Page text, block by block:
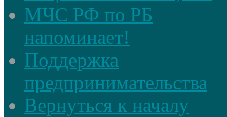
МЧС РФ по РБ
напоминает!
Поддержка
предпринимательства
Вернуться к началу